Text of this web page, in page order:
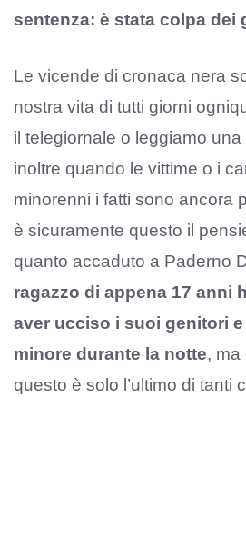
sentenza: è stata colpa dei
Le vicende di cronaca nera
nostra vita di tutti giorni
il telegiornale o leggiamo
inoltre quando le vittime o i
minorenni i fatti sono ancora
è sicuramente questo il
quanto accaduto a Paderno
ragazzo di appena 17 anni
aver ucciso i suoi genitori
minore durante la notte, ma
questo è solo l’ultimo di tanti